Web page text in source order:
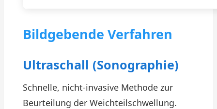
Bildgebende Verfahren
Ultraschall (Sonographie)
Schnelle, nicht-invasive Methode zur
Beurteilung der Weichteilschwellung.